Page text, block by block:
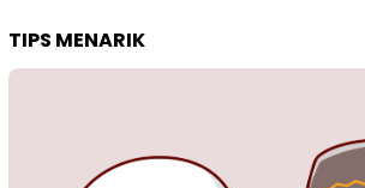
TIPS MENARIK